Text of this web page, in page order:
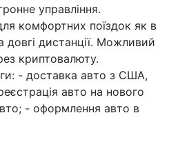
управління.
комфортних поїздок як в
довгі дистанції. Можливий
криптовалюту.
- доставка авто з США,
авто на нового
- оформлення авто в